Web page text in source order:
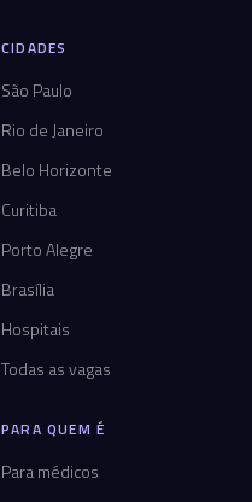
CIDADES
São Paulo
Rio de Janeiro
Belo Horizonte
Curitiba
Porto Alegre
Brasília
Hospitais
Todas as vagas
PARA QUEM É
Para médicos